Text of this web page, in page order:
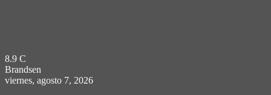
8.9 C
Brandsen
viernes, agosto 7, 2026